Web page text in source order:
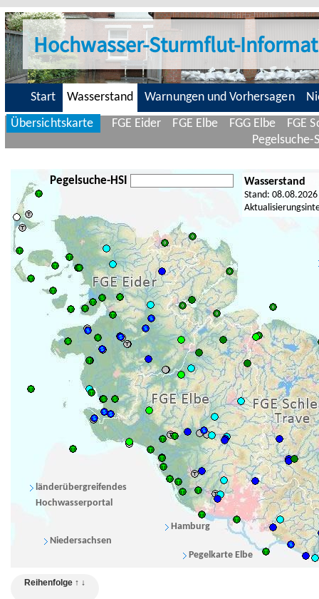
Hochwasser-Sturmflut-
Start Wasserstand Warnungen und Vorhersagen
Übersichtskarte
FGE Eider FGE Elbe FGG Elbe
FGE
Pegelsuche-
Pegelsuche-HSI
Reihenfolge ↑ ↓
Wasserstand
Stand:
Pegelkarte Elbe
Niedersachsen
Hamburg
länderübergreifendes
Hochwasserportal